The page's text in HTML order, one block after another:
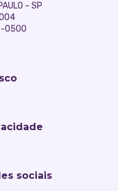
– SP
0500
sociais